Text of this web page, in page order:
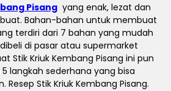
Pisang yang enak, lezat dan
Bahan-bahan untuk membuat
terdiri dari 7 bahan yang mudah
di pasar atau supermarket
Stik Kriuk Kembang Pisang ini pun
langkah sederhana yang bisa
Resep Stik Kriuk Kembang Pisang.